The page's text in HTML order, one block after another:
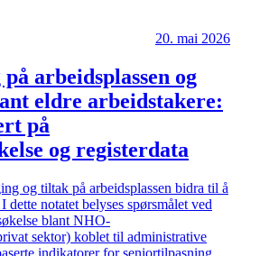
20. mai 2026
arbeidsplassen og
eldre arbeidstakere:
på
og registerdata
og tiltak på arbeidsplassen bidra til å
dette notatet belyses spørsmålet ved
blant NHO-
sektor) koblet til administrative
indikatorer for seniortilpasning